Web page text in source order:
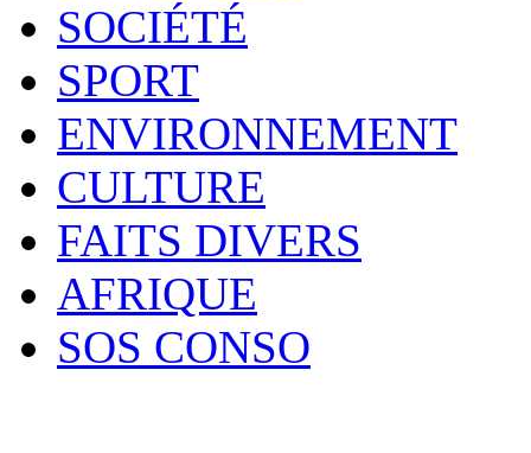
SOCIÉTÉ
SPORT
ENVIRONNEMENT
CULTURE
FAITS DIVERS
AFRIQUE
SOS CONSO